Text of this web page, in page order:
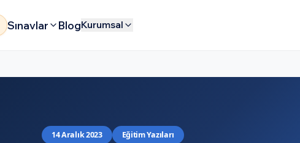
Sınavlar BlogKurumsal
14 Aralık 2023 Eğitim Yazıları